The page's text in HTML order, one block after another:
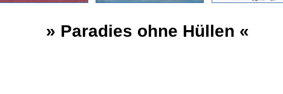
» Paradies ohne Hüllen «